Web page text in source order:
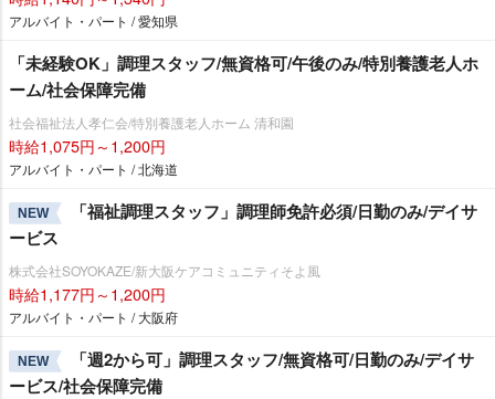
アルバイト・パート / 愛知県
「未経験OK」調理スタッフ/無資格可/午後のみ/特別養護老人ホ
ーム/社会保障完備
社会福祉法人孝仁会/特別養護老人ホーム 清和園
時給1,075円～1,200円
アルバイト・パート / 北海道
NEW
「福祉調理スタッフ」調理師免許必須/日勤のみ/デイサ
ービス
株式会社SOYOKAZE/新大阪ケアコミュニティそよ風
時給1,177円～1,200円
アルバイト・パート / 大阪府
NEW
「週2から可」調理スタッフ/無資格可/日勤のみ/デイサ
ービス/社会保障完備